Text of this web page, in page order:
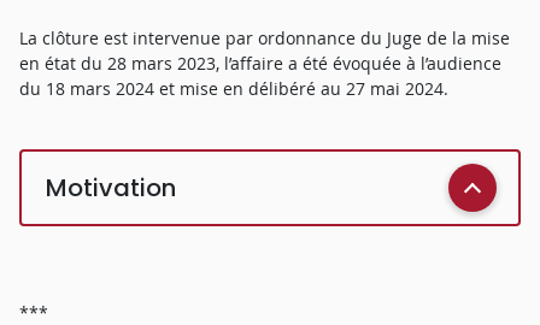
La clôture est intervenue par ordonnance du Juge de la mise
en état du 28 mars 2023, l’affaire a été évoquée à l’audience
du 18 mars 2024 et mise en délibéré au 27 mai 2024.
Motivation
***